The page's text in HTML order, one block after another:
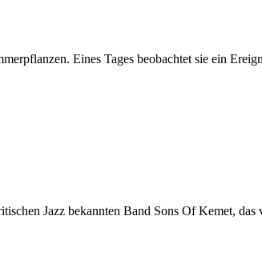
Eines Tages beobachtet sie ein
Jazz bekannten Band Sons Of Kemet,